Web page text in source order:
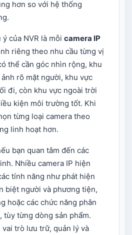
hơn so với hệ thống
của NVR là mỗi camera IP
riêng theo nhu cầu từng vị
thể cần góc nhìn rộng, khu
rõ mặt người, khu vực
đi, còn khu vực ngoài trời
kiện môi trường tốt. Khi
từng loại camera theo
linh hoạt hơn.
bạn quan tâm đến các
Nhiều camera IP hiện
tính năng như phát hiện
biệt người và phương tiện,
hoặc các chức năng phân
tùy từng dòng sản phẩm.
trò lưu trữ, quản lý và